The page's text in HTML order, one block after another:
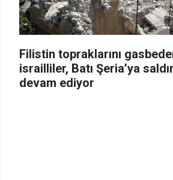
Filistin topraklarını
israilliler, Batı Şeria’ya
devam ediyor